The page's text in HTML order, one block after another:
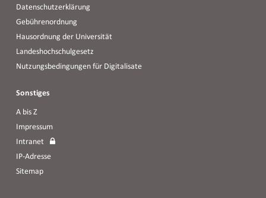
Datenschutzerklärung
Gebührenordnung
Hausordnung der Universität
Landeshochschulgesetz
Nutzungsbedingungen für Digitalisate
Sonstiges
A bis Z
Impressum
Intranet
IP-Adresse
Sitemap